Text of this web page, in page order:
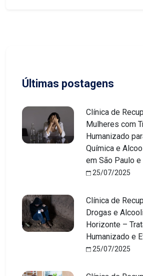
Últimas postagens
Clínica de
Mulheres com
Humanizado
Química e
em São Paulo e
25/07/2025
Clínica de
Drogas e
Horizonte –
Humanizado e
25/07/2025